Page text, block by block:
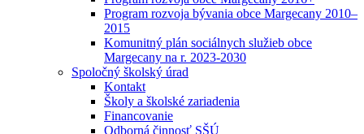
Program rozvoja bývania obce Margecany 2010–
2015
Komunitný plán sociálnych služieb obce
Margecany na r. 2023-2030
Spoločný školský úrad
Kontakt
Školy a školské zariadenia
Financovanie
Odborná činnosť SŠÚ